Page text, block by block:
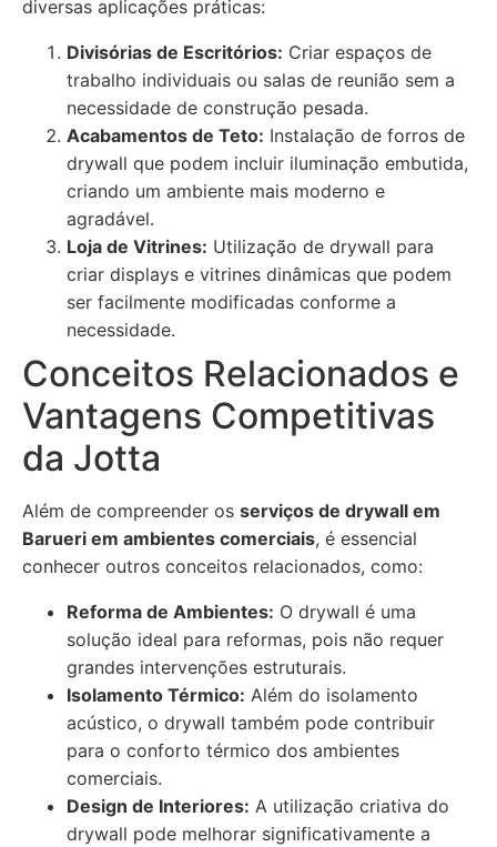
diversas aplicações práticas:
Divisórias de Escritórios: Criar espaços de
trabalho individuais ou salas de reunião sem a
necessidade de construção pesada.
Acabamentos de Teto: Instalação de forros de
drywall que podem incluir iluminação embutida,
criando um ambiente mais moderno e
agradável.
Loja de Vitrines: Utilização de drywall para
criar displays e vitrines dinâmicas que podem
ser facilmente modificadas conforme a
necessidade.
Conceitos Relacionados e
Vantagens Competitivas
da Jotta
Além de compreender os serviços de drywall em
Barueri em ambientes comerciais, é essencial
conhecer outros conceitos relacionados, como:
Reforma de Ambientes: O drywall é uma
solução ideal para reformas, pois não requer
grandes intervenções estruturais.
Isolamento Térmico: Além do isolamento
acústico, o drywall também pode contribuir
para o conforto térmico dos ambientes
comerciais.
Design de Interiores: A utilização criativa do
drywall pode melhorar significativamente a